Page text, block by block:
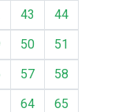
43
44
50
51
57
58
64
65